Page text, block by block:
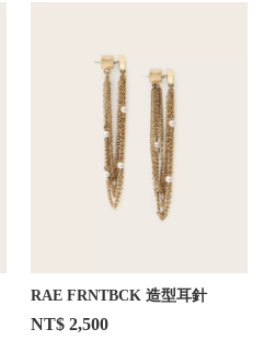
RAE FRNTBCK 造型耳針
NT$ 2,500